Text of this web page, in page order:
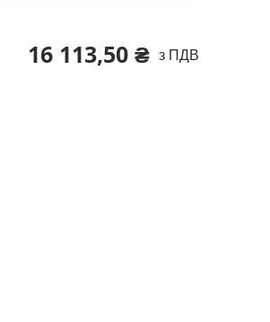
16 113,50 ₴ з ПДВ